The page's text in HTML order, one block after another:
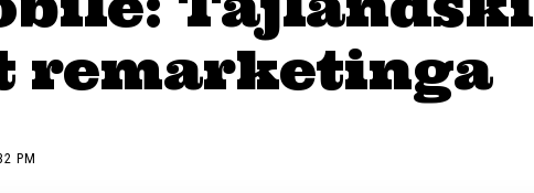
remarketinga
PM